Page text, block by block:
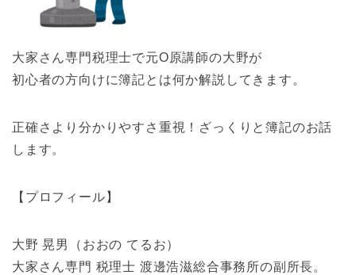
大家さん専門税理士で元O原講師の大野が
初心者の方向けに簿記とは何か解説してきます。
正確さより分かりやすさ重視！ざっくりと簿記のお話
します。
【プロフィール】
大野 晃男（おおの てるお）
大家さん専門 税理士 渡邊浩滋総合事務所の副所長。